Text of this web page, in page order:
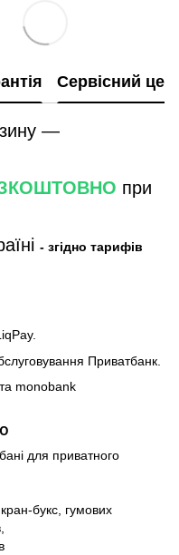
Сервісний
—
при
- згідно тарифів
Приватбанк.
monobank
для приватного
букс, гумових